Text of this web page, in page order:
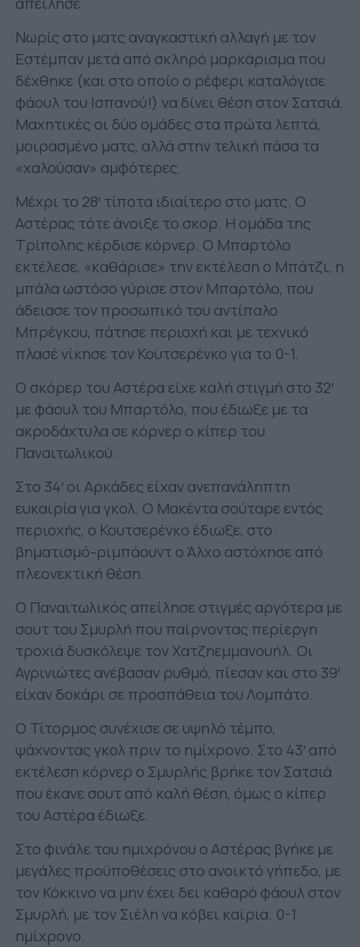
Νωρίς στο ματς αναγκαστική αλλαγή με τον
Εστέμπαν μετά από σκληρό μαρκάρισμα που
δέχθηκε (και στο οποίο ο ρέφερι καταλόγισε
φάουλ του Ισπανού!) να δίνει θέση στον Σατσιά.
Μαχητικές οι δύο ομάδες στα πρώτα λεπτά,
μοιρασμένο ματς, αλλά στην τελική πάσα τα
«χαλούσαν» αμφότερες.
Μέχρι το 28′ τίποτα ιδιαίτερο στο ματς. Ο
Αστέρας τότε άνοιξε το σκορ. Η ομάδα της
Τρίπολης κέρδισε κόρνερ. Ο Μπαρτόλο
εκτέλεσε, «καθάρισε» την εκτέλεση ο Μπάτζι, η
μπάλα ωστόσο γύρισε στον Μπαρτόλο, που
άδειασε τον προσωπικό του αντίπαλο
Μπρέγκου, πάτησε περιοχή και με τεχνικό
πλασέ νίκησε τον Κουτσερένκο για το 0-1.
Ο σκόρερ του Αστέρα είχε καλή στιγμή στο 32′
με φάουλ του Μπαρτόλο, που έδιωξε με τα
ακροδάχτυλα σε κόρνερ ο κίπερ του
Παναιτωλικού.
Στο 34′ οι Αρκάδες είχαν ανεπανάληπτη
ευκαιρία για γκολ. Ο Μακέντα σούταρε εντός
περιοχής, ο Κουτσερένκο έδιωξε, στο
βηματισμό-ριμπάουντ ο Άλχο αστόχησε από
πλεονεκτική θέση.
Ο Παναιτωλικός απείλησε στιγμές αργότερα με
σουτ του Σμυρλή που παίρνοντας περίεργη
τροχιά δυσκόλεψε τον Χατζηεμμανουήλ. Οι
Αγρινιώτες ανέβασαν ρυθμό, πίεσαν και στο 39′
είχαν δοκάρι σε προσπάθεια του Λομπάτο.
Ο Τίτορμος συνέχισε σε υψηλό τέμπο,
ψάχνοντας γκολ πριν το ημίχρονο. Στο 43′ από
εκτέλεση κόρνερ ο Σμυρλής βρήκε τον Σατσιά
που έκανε σουτ από καλή θέση, όμως ο κίπερ
του Αστέρα έδιωξε.
Στο φινάλε του ημιχρόνου ο Αστέρας βγήκε με
μεγάλες προϋποθέσεις στο ανοικτό γήπεδο, με
τον Κόκκινο να μην έχει δει καθαρό φάουλ στον
Σμυρλή, με τον Σιέλη να κόβει καίρια. 0-1
ημίχρονο.